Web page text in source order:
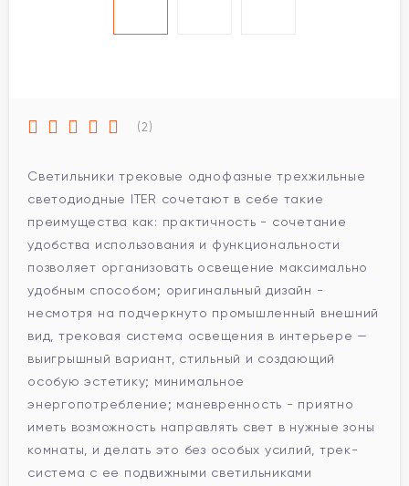
(2)
Светильники трековые однофазные трехжильные
светодиодные ITER сочетают в себе такие
преимущества как: практичность - сочетание
удобства использования и функциональности
позволяет организовать освещение максимально
удобным способом; оригинальный дизайн -
несмотря на подчеркнуто промышленный внешний
вид, трековая система освещения в интерьере —
выигрышный вариант, стильный и создающий
особую эстетику; минимальное
энергопотребление; маневренность - приятно
иметь возможность направлять свет в нужные зоны
комнаты, и делать это без особых усилий, трек-
система с ее подвижными светильниками